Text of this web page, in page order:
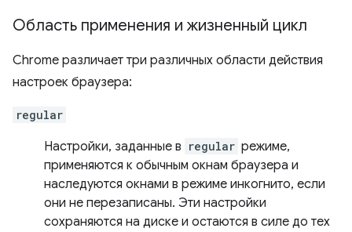
Область применения и жизненный цикл
Chrome различает три различных области действия
настроек браузера:
regular
Настройки, заданные в regular режиме,
применяются к обычным окнам браузера и
наследуются окнами в режиме инкогнито, если
они не перезаписаны. Эти настройки
сохраняются на диске и остаются в силе до тех